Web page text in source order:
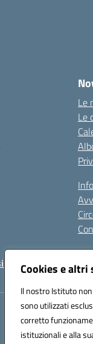
Cookies e
Il nostro Istituto
sono utilizzati
corretto
istituzionali e alla
Le
Le